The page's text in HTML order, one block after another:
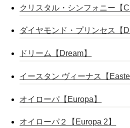
クリスタル・シンフォニー【
ダイヤモンド・プリンセス【
ドリーム【Dream】
イースタン ヴィーナス【
オイローパ【Europa】
オイローパ２【Europa 2】